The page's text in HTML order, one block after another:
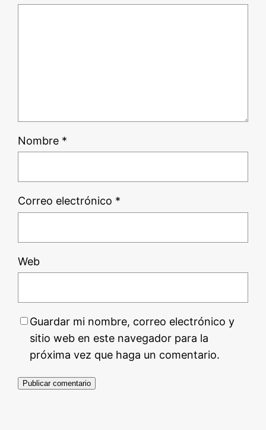
Nombre *
Correo electrónico *
Web
Guardar mi nombre, correo electrónico y
sitio web en este navegador para la
próxima vez que haga un comentario.